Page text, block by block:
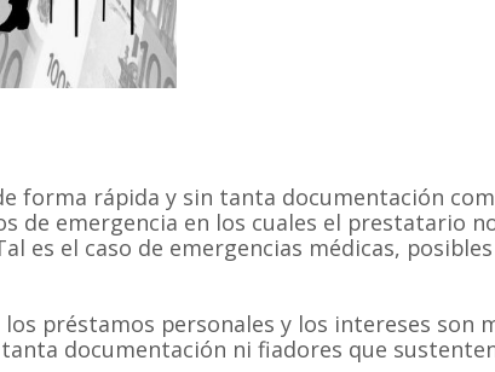
forma rápida y sin tanta documentación
de emergencia en los cuales el prestatario
es el caso de emergencias médicas,
préstamos personales y los intereses son
documentación ni fiadores que